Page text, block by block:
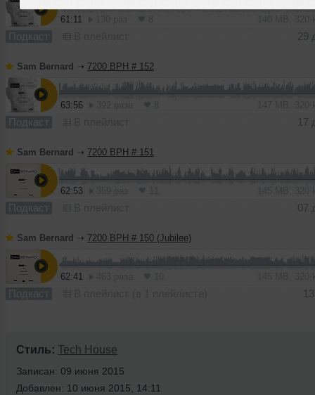
61:11
Подкаст 29
Sam Bernard ➝ 7200 BPH # 152
63:56
Подкаст 17
Sam Bernard ➝ 7200 BPH # 151
62:53
Подкаст 07
Sam Bernard ➝ 7200 BPH # 150 (Jubilee)
62:41
Подкаст
Стиль: Tech House
Записан: 09 июня 2015
Добавлен: 10 июня 2015, 14:11